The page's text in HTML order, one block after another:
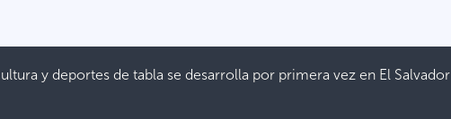
y deportes de tabla se desarrolla por primera vez en El Salvador